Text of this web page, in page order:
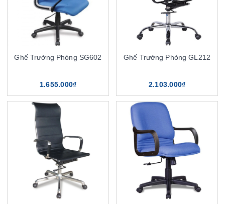
Ghế Trưởng Phòng SG602
1.655.000₫
Ghế Trưởng Phòng GL212
2.103.000₫